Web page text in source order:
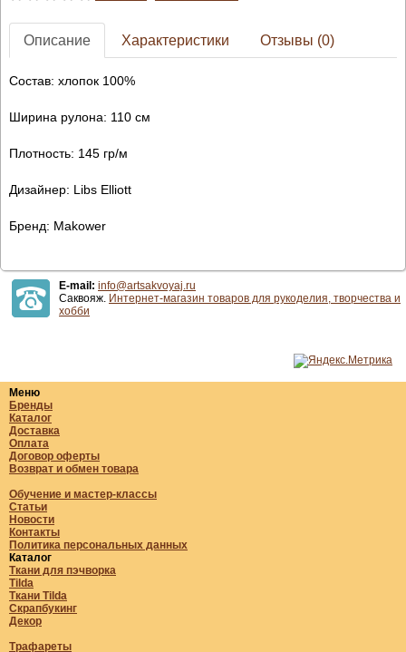
Описание Характеристики Отзывы (0)
Состав: хлопок 100%
Ширина рулона: 110 см
Плотность: 145 гр/м
Дизайнер: Libs Elliott
Бренд: Makower
E-mail: info@artsakvoyaj.ru
Саквояж. Интернет-магазин товаров для рукоделия, творчества и
хобби
Меню
Бренды
Каталог
Доставка
Оплата
Договор оферты
Возврат и обмен товара
Обучение и мастер-классы
Статьи
Новости
Контакты
Политика персональных данных
Каталог
Ткани для пэчворка
Tilda
Ткани Tilda
Скрапбукинг
Декор
Трафареты